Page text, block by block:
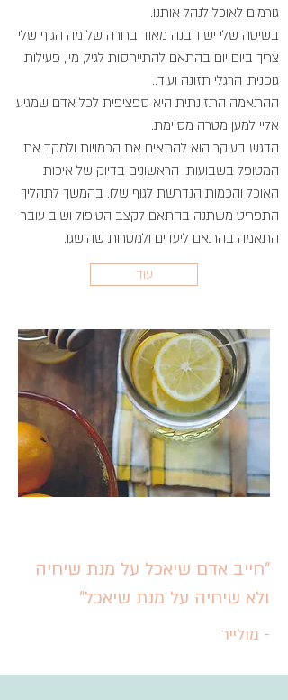
גורמים לאוכל לנהל אותנו.
בשיטה שלי יש הבנה מאוד ברורה של מה הגוף שלי
צריך ביום יום בהתאם להתייחסות לגיל, מין, פעילות
גופנית, הרגלי תזונה ועוד..
ההתאמה התזונתית היא ספציפית לכל אדם שמגיע
אליי למען מטרה מסוימת.
הדגש בעיקר הוא להתאים את הכמויות ולמקד את
המטופל בשבועות הראשונים בדיוק של איכות
האוכל והכמות הנדרשת לגוף שלו. בהמשך לתהליך
התפריט משתנה בהתאם לקצב הטיפול ושוב עובר
התאמה בהתאם ליעדים ולמטרות שהושגו.
עוד
"חייב אדם שיאכל על מנת שיחיה
ולא שיחיה על מנת שיאכל"
- מולייר